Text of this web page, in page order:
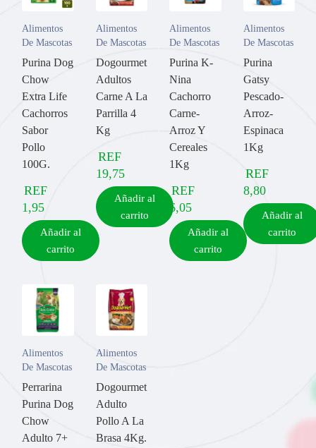
Alimentos
De Mascotas
Purina Dog
Chow
Extra Life
Cachorros
Sabor
Pollo
100G.
REF
1,95
Añadir al
carrito
Alimentos
De Mascotas
Dogourmet
Adultos
Carne A La
Parrilla 4
Kg
REF
19,75
Añadir al
carrito
Alimentos
De Mascotas
Purina K-
Nina
Cachorro
Carne-
Arroz Y
Cereales
1Kg
REF
6,05
Añadir al
carrito
Alimentos
De Mascotas
Purina
Gatsy
Pescado-
Arroz-
Espinaca
1Kg
REF
8,80
Añadir al
carrito
Alimentos
De Mascotas
Perrarina
Purina Dog
Chow
Adulto 7+
Alimentos
De Mascotas
Dogourmet
Adulto
Pollo A La
Brasa 4Kg.